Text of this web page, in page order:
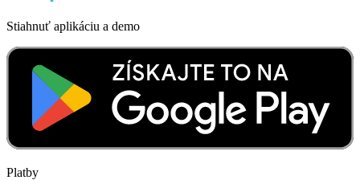
Stiahnuť aplikáciu a demo
Platby